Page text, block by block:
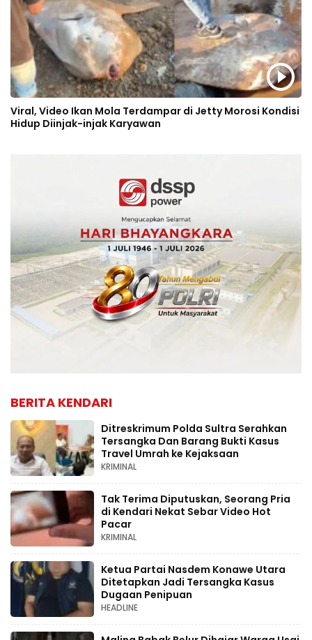
Viral, Video Ikan Mola Terdampar di Jetty Morosi Kondisi
Hidup Diinjak-injak Karyawan
BERITA KENDARI
Ditreskrimum Polda Sultra Serahkan
Tersangka Dan Barang Bukti Kasus
Travel Umrah ke Kejaksaan
KRIMINAL
Tak Terima Diputuskan, Seorang Pria
di Kendari Nekat Sebar Video Hot
Pacar
KRIMINAL
Ketua Partai Nasdem Konawe Utara
Ditetapkan Jadi Tersangka Kasus
Dugaan Penipuan
HEADLINE